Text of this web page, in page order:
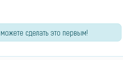
сделать это первым!